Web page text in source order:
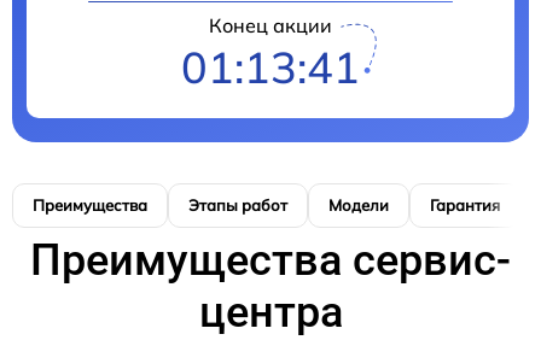
Конец акции
01:13:40
Преимущества Этапы работ Модели Гарантия
Преимущества сервис-
центра